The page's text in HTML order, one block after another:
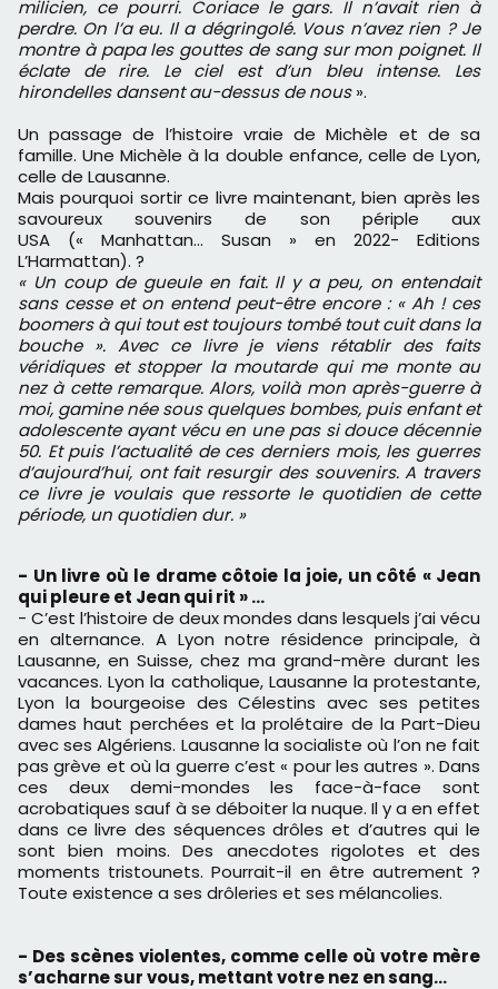
milicien, ce pourri. Coriace le gars. Il n’avait rien à
perdre. On l’a eu. Il a dégringolé. Vous n’avez rien ? Je
montre à papa les gouttes de sang sur mon poignet. Il
éclate de rire. Le ciel est d’un bleu intense. Les
hirondelles dansent au-dessus de nous».
Un passage de l’histoire vraie de Michèle et de sa
famille. Une Michèle à la double enfance, celle de Lyon,
celle de Lausanne.
Mais pourquoi sortir ce livre maintenant, bien après les
savoureux souvenirs de son périple aux
USA (« Manhattan... Susan » en 2022- Editions
L’Harmattan). ?
« Un coup de gueule en fait. Il y a peu, on entendait
sans cesse et on entend peut-être encore : « Ah ! ces
boomers à qui tout est toujours tombé tout cuit dans la
bouche ». Avec ce livre je viens rétablir des faits
véridiques et stopper la moutarde qui me monte au
nez à cette remarque. Alors, voilà mon après-guerre à
moi, gamine née sous quelques bombes, puis enfant et
adolescente ayant vécu en une pas si douce décennie
50. Et puis l’actualité de ces derniers mois, les guerres
d’aujourd’hui, ont fait resurgir des souvenirs. A travers
ce livre je voulais que ressorte le quotidien de cette
période, un quotidien dur. »
- Un livre où le drame côtoie la joie, un côté « Jean
qui pleure et Jean qui rit » …
- C’est l’histoire de deux mondes dans lesquels j’ai vécu
en alternance. A Lyon notre résidence principale, à
Lausanne, en Suisse, chez ma grand-mère durant les
vacances. Lyon la catholique, Lausanne la protestante,
Lyon la bourgeoise des Célestins avec ses petites
dames haut perchées et la prolétaire de la Part-Dieu
avec ses Algériens. Lausanne la socialiste où l’on ne fait
pas grève et où la guerre c’est « pour les autres ». Dans
ces deux demi-mondes les face-à-face sont
acrobatiques sauf à se déboiter la nuque. Il y a en effet
dans ce livre des séquences drôles et d’autres qui le
sont bien moins. Des anecdotes rigolotes et des
moments tristounets. Pourrait-il en être autrement ?
Toute existence a ses drôleries et ses mélancolies.
- Des scènes violentes, comme celle où votre mère
s’acharne sur vous, mettant votre nez en sang...